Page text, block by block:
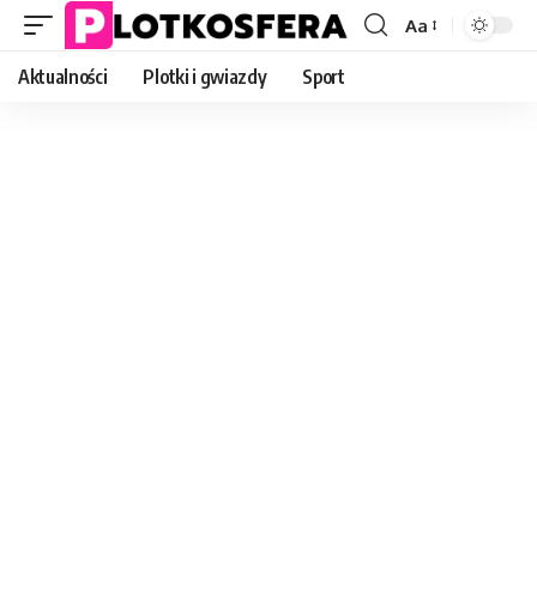
Font
Aa
Aktualności Plotki i gwiazdy Sport